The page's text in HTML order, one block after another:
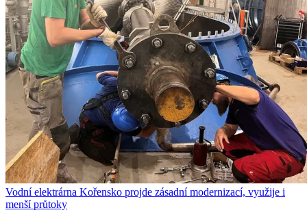
Vodní elektrárna Kořensko projde zásadní modernizací, využije i
menší průtoky